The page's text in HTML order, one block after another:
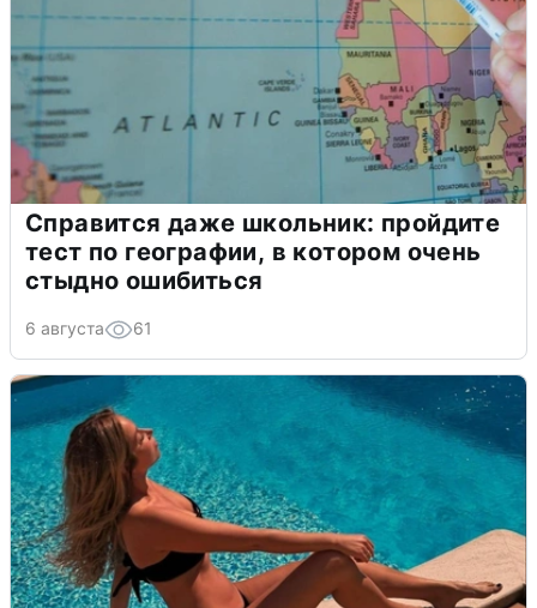
Справится даже школьник: пройдите
тест по географии, в котором очень
стыдно ошибиться
6 августа 61